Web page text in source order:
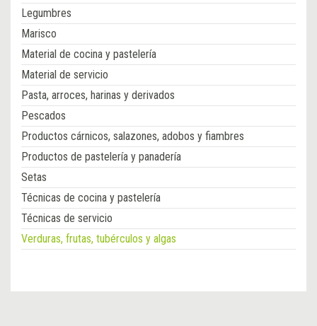
Legumbres
Marisco
Material de cocina y pastelería
Material de servicio
Pasta, arroces, harinas y derivados
Pescados
Productos cárnicos, salazones, adobos y fiambres
Productos de pastelería y panadería
Setas
Técnicas de cocina y pastelería
Técnicas de servicio
Verduras, frutas, tubérculos y algas